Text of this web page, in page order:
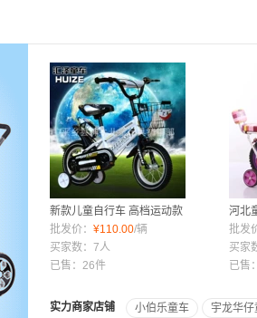
新款儿童自行车 高档运动款
童车 12 14 16 18 20寸厂家
低价直销
批发价： ¥110.00/辆
买家数：7人
已售：26件
河北
车条
寸七
批发
买家
已售
实力商家店铺 小伯乐童车 宇龙华仔